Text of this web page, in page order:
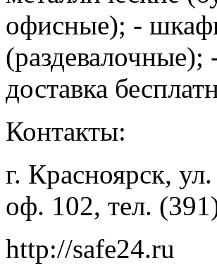
офисные); -
доставка
Контакты:
г. Красноярск,
оф. 102, тел.
http://safe24.ru